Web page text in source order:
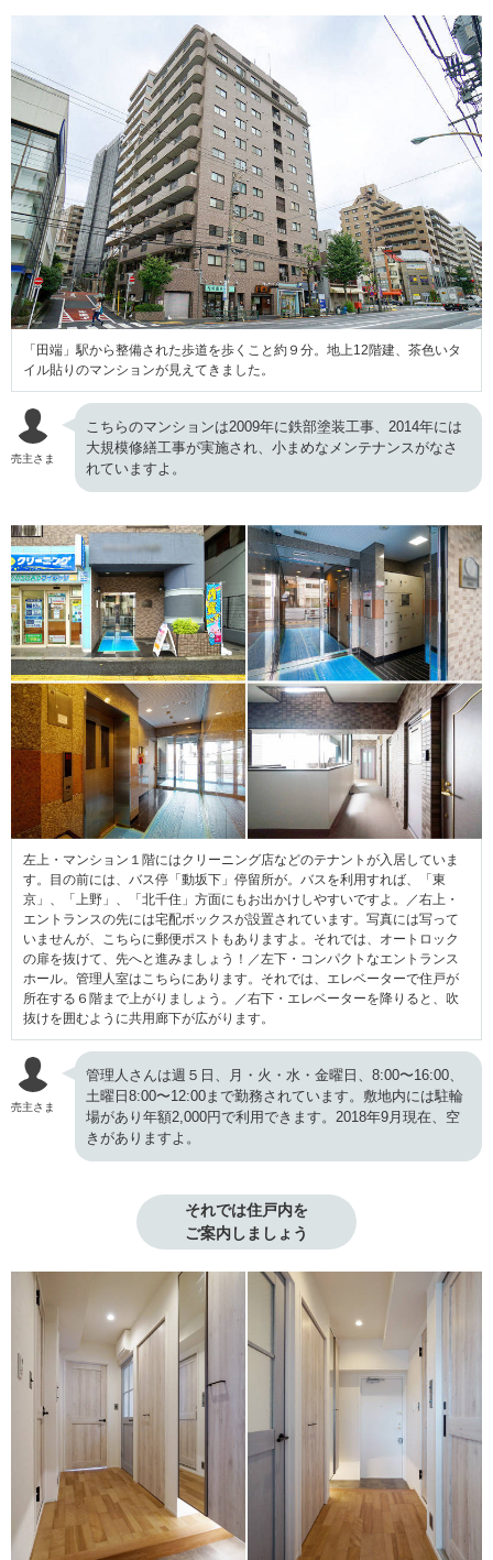
「田端」駅から整備された歩道を歩くこと約９分。地上12階建、茶色いタ
イル貼りのマンションが見えてきました。
売主さま
こちらのマンションは2009年に鉄部塗装工事、2014年には
大規模修繕工事が実施され、小まめなメンテナンスがなさ
れていますよ。
左上・マンション１階にはクリーニング店などのテナントが入居していま
す。目の前には、バス停「動坂下」停留所が。バスを利用すれば、「東
京」、「上野」、「北千住」方面にもお出かけしやすいですよ。／右上・
エントランスの先には宅配ボックスが設置されています。写真には写って
いませんが、こちらに郵便ポストもありますよ。それでは、オートロック
の扉を抜けて、先へと進みましょう！／左下・コンパクトなエントランス
ホール。管理人室はこちらにあります。それでは、エレベーターで住戸が
所在する６階まで上がりましょう。／右下・エレベーターを降りると、吹
抜けを囲むように共用廊下が広がります。
売主さま
管理人さんは週５日、月・火・水・金曜日、8:00〜16:00、
土曜日8:00〜12:00まで勤務されています。敷地内には駐輪
場があり年額2,000円で利用できます。2018年9月現在、空
きがありますよ。
それでは住戸内を
ご案内しましょう